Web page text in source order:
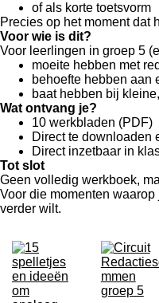
of als korte toetsvorm
Precies op het moment dat
Voor wie is dit?
Voor leerlingen in groep 5
moeite hebben met
behoefte hebben aan
baat hebben bij
Wat ontvang je?
10 werkbladen (PDF)
Direct te downloaden
Direct inzetbaar in
Tot slot
Geen volledig werkboek,
Voor die momenten
verder wilt.